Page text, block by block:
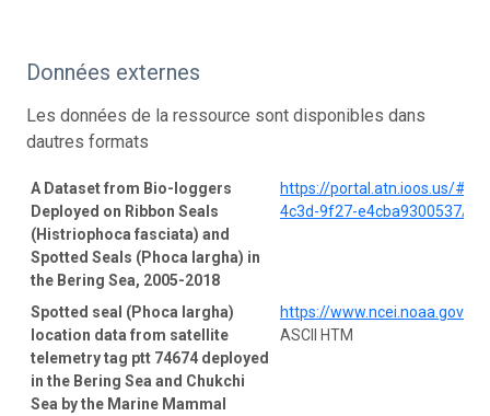
Données externes
Les données de la ressource sont disponibles dans
dautres formats
A Dataset from Bio-loggers
Deployed on Ribbon Seals
(Histriophoca fasciata) and
Spotted Seals (Phoca largha) in
the Bering Sea, 2005-2018
https://portal.atn.ioos.us/
4c3d-9f27-e4cba9300537/
Spotted seal (Phoca largha)
location data from satellite
telemetry tag ptt 74674 deployed
in the Bering Sea and Chukchi
Sea by the Marine Mammal
https://www.ncei.noaa.gov/
ASCII HTM